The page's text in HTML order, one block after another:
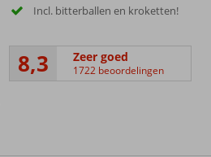
Incl. bitterballen en kroketten!
8,3 Zeer goed
1722 beoordelingen